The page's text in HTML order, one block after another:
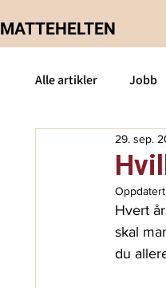
MATTEHELTEN
Alle artikler Jobb
8.klasse-matte
29. sep.
Hvert
skal
du